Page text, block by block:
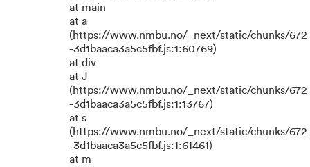
at main
at a
(https://www.nmbu.no/_next/static/chunks/672
-3d1baaca3a5c5fbf.js:1:60769)
at div
at J
(https://www.nmbu.no/_next/static/chunks/672
-3d1baaca3a5c5fbf.js:1:13767)
at s
(https://www.nmbu.no/_next/static/chunks/672
-3d1baaca3a5c5fbf.js:1:61461)
at m